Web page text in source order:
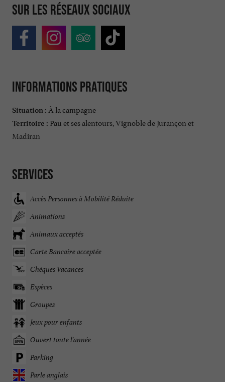
Sur les réseaux sociaux
Informations pratiques
Situation : À la campagne
Territoire : Pau et ses alentours, Vignoble de Jurançon et
Madiran
Services
Accès Personnes à Mobilité Réduite
Animations
Animaux acceptés
Carte Bancaire acceptée
Chèques Vacances
Espèces
Groupes
Jeux pour enfants
Ouvert toute l'année
Parking
Parle anglais